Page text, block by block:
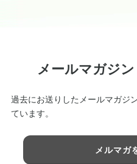
メールマガジ
過去にお送りしたメールマガジ
ています。
メルマガ